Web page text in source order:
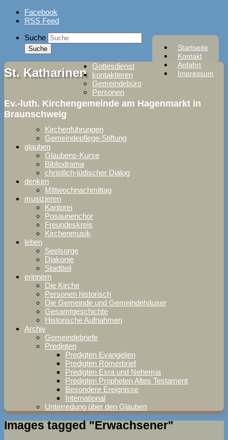
Skip
Facebook
RSS Feed
Startseite
Kontakt
Anfahrt
Impressum
Suche
St. Katharinen
Ev.-luth. Kirchengemeinde am Hagenmarkt in
Braunschweig
Gottesdienst
kontaktieren
Gemeindebüro
Personen
Kirchenführungen
Gemeindepflege-Stiftung
glauben
Glaubens-Kurse
Bibliodrama
christlich-jüdischer Dialog
denken
Mittwochnachmittag
musizieren
Kantorei
Posaunenchor
Freundeskreis
Kirchenmusik
leben
Seelsorge
Diakonie
Stadtteil
erinnern
Die Kirche
Personen historisch
Die Gemeinde und Gemeindehäuser
Gesamtgeschichte
Historische Aufnahmen
Archiv
Gemeindebriefe
Predigten
Predigten Evangelien
Predigten Römerbrief
Predigten Esra und Nehemia
Predigten Propheten Altes Testament
Besondere Ereignisse
International
Unterredung über den Glauben
Images tagged "Erwachsener"